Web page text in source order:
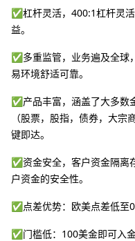
✅杠杆灵活，400:1杠杆灵
益。
✅多重监管，业务遍及全球
易环境舒适可靠。
✅产品丰富，涵盖了大多数
（股票，股指，债券，大
键即达。
✅资金安全，客户资金隔离
户资金的安全性。
✅点差优势：欧美点差低至
✅门槛低：100美金即可入